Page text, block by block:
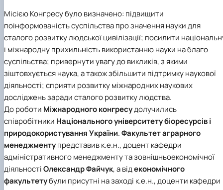
Працевлаштування
Студентські квитки
Інклюзивне середовище
Наукові школи
Стартап школа НУБіП України
Форми документів
Патентно-ліцензійна діяльність
садово-паркове господарство, ветеринарна
медицина»
Обладнання НУБіП України
Наукові видання
Досліднику та автору
Звіт про проведення НТЗ
Наукові журнали НУБіП України
Наукові журнали НУБіП України (English)
Пам'ятка про проведення науково-
заходів
Порядок планування та організації
проведення НТЗ
Результати науково-технічних заходів
Монографії
Наука для бізнесу
Каталог наукових послуг
«SEB-2024»
«SEB-2025»
Рада роботодавців
Благодійний фонд «Голосіївська ініціатива
2020»
Видатні випускники та працівники
Звіт ректора
Пам'яті захисників України
Почесні доктори і професори НУБіП України
Пресслужба
Університетський кур'єр
Програма розвитку університету
ініціатива – 2025»
Державні закупівлі
Офіційна символіка
Антикорупційні заходи
Уповноважена особа з питань запобігання
виявлення корупції
Положення про антикорупційного
уповноваженого НУБіП України
Національні нормативно-правові акти
Нормативно-правові акти НУБіП України
Інформаційні ресурси НАЗК
Методичні роз’яснення НАЗК
Антикорупційні заходи
Гендерна радниця
Контактна інформація
Місією Конгресу було визначено: підвищити
поінформованість суспільства про значення науки для
сталого розвитку людської цивілізації; посилити
і міжнародну прихильність використанню науки на благо
суспільства; привернути увагу до викликів, з якими
зіштовхується наука, а також збільшити підтримку наукової
діяльності; сприяти розвитку міжнародних наукових
досліджень заради сталого розвитку людства.
До роботи Міжнародного конгресудолучились
співробітники Національного університету біоресурсів і
природокористування України.Факультет аграрного
менеджментупредставив к.е.н., доцент кафедри
адміністративного менеджменту та зовнішньоекономічної
діяльностіОлександр Файчук, а відекономічного
факультетубули присутні на заході к.е.н., доценти кафедри